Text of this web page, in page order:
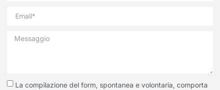
La compilazione del form, spontanea e volontaria, comporta